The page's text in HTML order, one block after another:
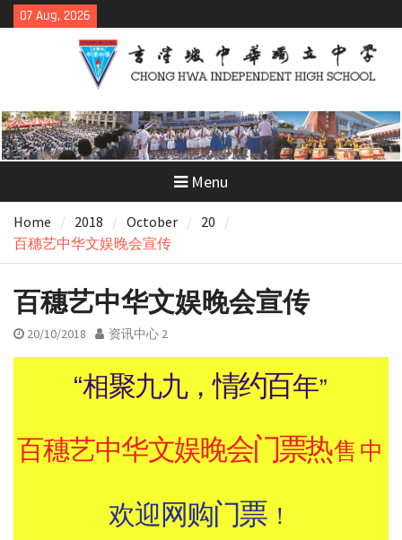
Skip
to
07 Aug, 2026
Menu
Home 2018 October
20
百穗艺中华文娱晚会宣传
百穗艺中华文娱晚会宣传
20/10/2018 资讯中心 2